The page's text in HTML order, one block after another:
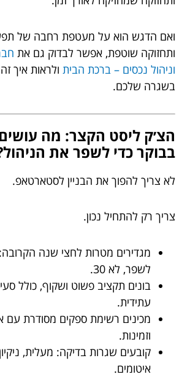
ואם הדגש הוא על מעטפת רחבה של
ותחזוקה שוטפת, אפשר לבדוק גם את
וניהול נכסים – ברכת הבית ולראות איך
בשגרה שלכם.
הצ׳ק ליסט הקצר: מה
בבוקר כדי לשפר את
לא צריך להפוך את הבניין לסטארטאפ.
צריך רק להתחיל נכון.
לשפר, לא 30.
בונים תקציב פשוט ושקוף, כולל
עתידית.
מכינים רשימת ספקים מסודרת עם
וזמינות.
קובעים שגרות בדיקה: מעלית,
איטומים.